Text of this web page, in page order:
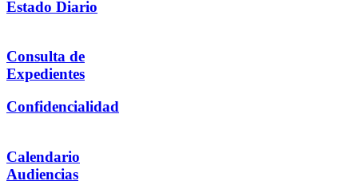
Estado Diario
Consulta de
Expedientes
Confidencialidad
Calendario
Audiencias